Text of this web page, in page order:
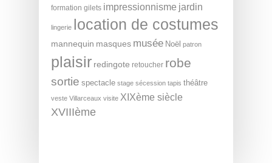
formation gilets impressionnisme jardin
lingerie location de costumes
mannequin masques musée Noël patron
plaisir redingote retoucher robe
sortie spectacle stage sécession tapis théâtre
veste Villarceaux visite XIXème siècle
XVIIIème